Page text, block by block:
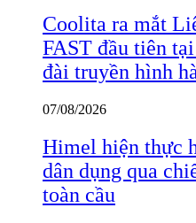
Coolita ra mắt
FAST đầu tiên
đài truyền hình
07/08/2026
Himel hiện thực
dân dụng qua
toàn cầu